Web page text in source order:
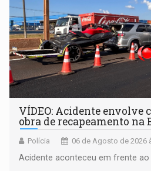
VÍDEO: Acidente envolve
obra de recapeamento na
Polícia 06 de Agosto de 2026
Acidente aconteceu em frente